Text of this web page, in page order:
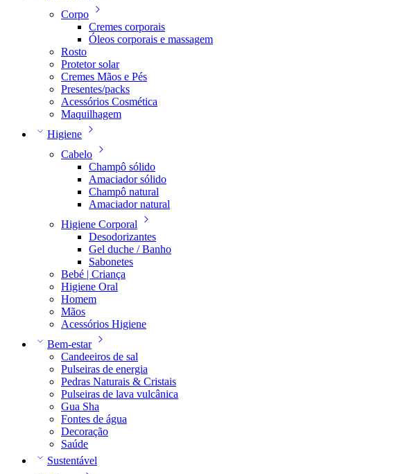
Corpo
Cremes corporais
Óleos corporais e massagem
Rosto
Protetor solar
Cremes Mãos e Pés
Presentes/packs
Acessórios Cosmética
Maquilhagem
Higiene
Cabelo
Champô sólido
Amaciador sólido
Champô natural
Amaciador natural
Higiene Corporal
Desodorizantes
Gel duche / Banho
Sabonetes
Bebé | Criança
Higiene Oral
Homem
Mãos
Acessórios Higiene
Bem-estar
Candeeiros de sal
Pulseiras de energia
Pedras Naturais & Cristais
Pulseiras de lava vulcânica
Gua Sha
Fontes de água
Decoração
Saúde
Sustentável